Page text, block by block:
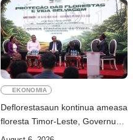
EKONOMIA
Deflorestasaun kontinua ameasa
floresta Timor-Leste, Governu
intensifika konservasaun